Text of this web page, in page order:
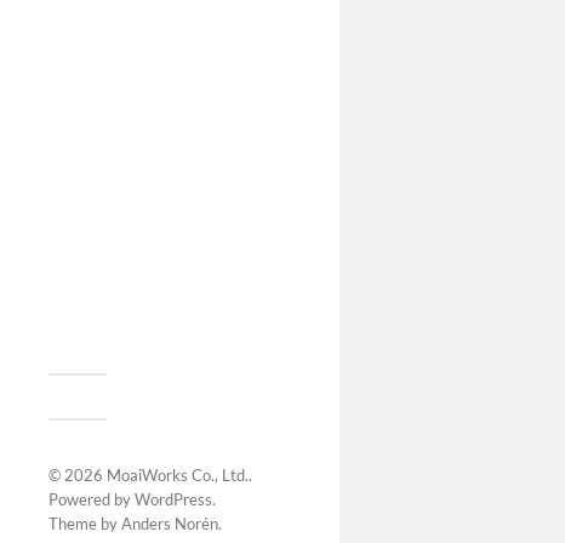
© 2026 MoaiWorks Co., Ltd..
Powered byWordPress.
Theme byAnders Norén.